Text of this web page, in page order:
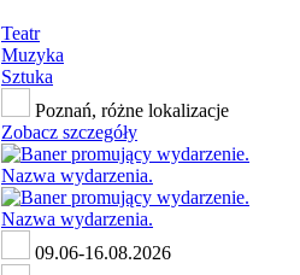
Teatr
Muzyka
Sztuka
Poznań, różne lokalizacje
Zobacz szczegóły
09.06-16.08.2026